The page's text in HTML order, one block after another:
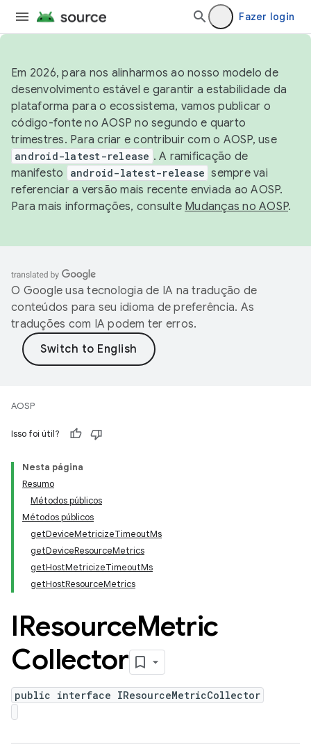
Fazer login
Em 2026, para nos alinharmos ao nosso modelo de
desenvolvimento estável e garantir a estabilidade da
plataforma para o ecossistema, vamos publicar o
código-fonte no AOSP no segundo e quarto
trimestres. Para criar e contribuir com o AOSP, use
android-latest-release . A ramificação de
manifesto
android-latest-release sempre vai
referenciar a versão mais recente enviada ao AOSP.
Para mais informações, consulte Mudanças no AOSP.
O Google usa tecnologia de IA na tradução de
conteúdos para seu idioma de preferência. As
traduções com IA podem ter erros.
AOSP
Isso foi útil?
Nesta página
Resumo
Métodos públicos
Métodos públicos
getDeviceMetricizeTimeoutMs
getDeviceResourceMetrics
getHostMetricizeTimeoutMs
getHostResourceMetrics
IResourceMetric
Collector
public interface IResourceMetricCollector